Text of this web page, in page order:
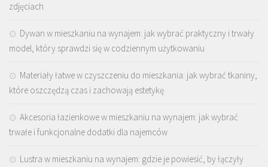
zdjęciach
Dywan w mieszkaniu na wynajem: jak wybrać praktyczny i trwały
model, który sprawdzi się w codziennym użytkowaniu
Materiały łatwe w czyszczeniu do mieszkania: jak wybrać tkaniny,
które oszczędzą czas i zachowają estetykę
Akcesoria łazienkowe w mieszkaniu na wynajem: jak wybrać
trwałe i funkcjonalne dodatki dla najemców
Lustra w mieszkaniu na wynajem: gdzie je powiesić, by łączyły